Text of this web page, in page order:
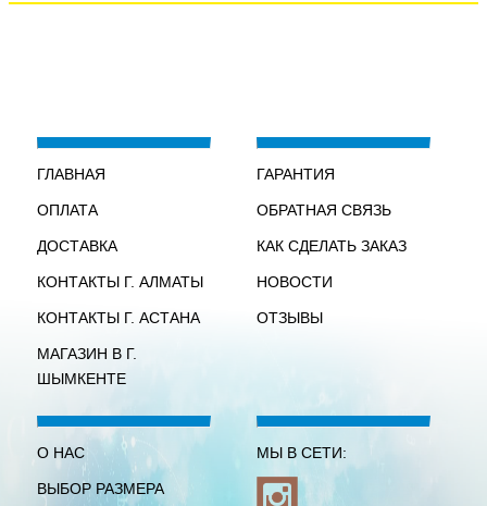
ГЛАВНАЯ
ОПЛАТА
ДОСТАВКА
КОНТАКТЫ Г. АЛМАТЫ
КОНТАКТЫ Г. АСТАНА
МАГАЗИН В Г.
ШЫМКЕНТЕ
ГАРАНТИЯ
ОБРАТНАЯ СВЯЗЬ
КАК СДЕЛАТЬ ЗАКАЗ
НОВОСТИ
ОТЗЫВЫ
О НАС
ВЫБОР РАЗМЕРА
МЫ В СЕТИ: